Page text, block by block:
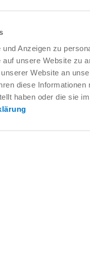
Anzeigen zu
unsere Website zu
Website an
diese
haben oder die sie
données de CAO